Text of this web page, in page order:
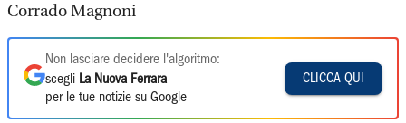
Corrado Magnoni
Non lasciare decidere l'algoritmo:
scegli La Nuova Ferrara
per le tue notizie su Google
CLICCA QUI